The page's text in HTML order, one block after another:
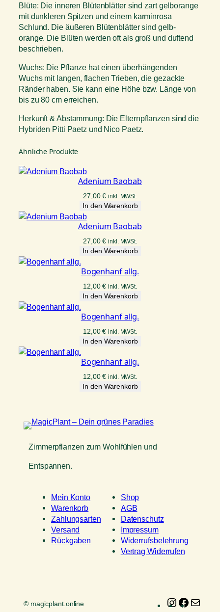
i
e
t
m
a
P
a
e
t
z
M
n
e
Blüte: Die inneren Blütenblätter sind zart gelborange
mit dunkleren Spitzen und einem karminrosa
Schlund. Die äußeren Blütenblätter sind gelb-
orange. Die Blüten werden oft als groß und duftend
beschrieben.
Wuchs: Die Pflanze hat einen überhängenden
Wuchs mit langen, flachen Trieben, die gezackte
Ränder haben. Sie kann eine Höhe bzw. Länge von
bis zu 80 cm erreichen.
Herkunft & Abstammung: Die Elternpflanzen sind die
Hybriden Pitti Paetz und Nico Paetz.
Ähnliche Produkte
Adenium Baobab
27,00€ inkl. MWSt.
In den Warenkorb
Adenium Baobab
27,00€ inkl. MWSt.
In den Warenkorb
Bogenhanf allg.
12,00€ inkl. MWSt.
In den Warenkorb
Bogenhanf allg.
12,00€ inkl. MWSt.
In den Warenkorb
Bogenhanf allg.
12,00€ inkl. MWSt.
In den Warenkorb
Zimmerpflanzen zum Wohlfühlen und
Entspannen.
Mein Konto
Warenkorb
Zahlungsarten
Versand
Rückgaben
Shop
AGB
Datenschutz
Impressum
Widerrufsbelehrung
Vertrag Widerrufen
© magicplant.online Instagram